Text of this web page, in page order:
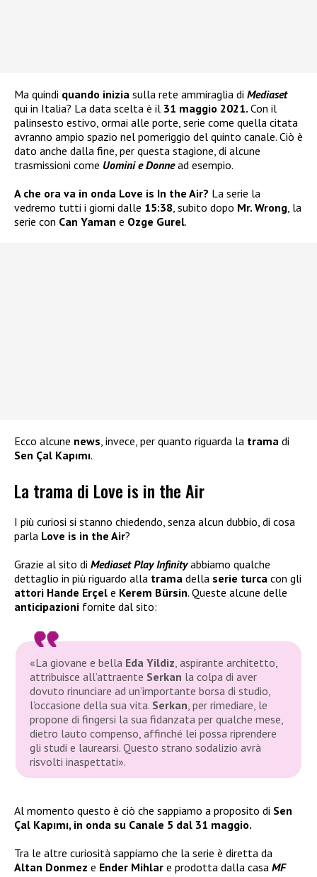
Ma quindi quando inizia sulla rete ammiraglia di Mediaset
qui in Italia? La data scelta è il 31 maggio 2021. Con il
palinsesto estivo, ormai alle porte, serie come quella citata
avranno ampio spazio nel pomeriggio del quinto canale. Ciò è
dato anche dalla fine, per questa stagione, di alcune
trasmissioni come Uomini e Donnead esempio.
A che ora va in onda Love is In the Air? La serie la
vedremo tutti i giorni dalle 15:38 , subito dopo Mr. Wrong , la
serie con Can Yaman e Ozge Gurel.
Ecco alcune news , invece, per quanto riguarda la trama di
Sen Çal Kapımı.
La trama di Love is in the Air
I più curiosi si stanno chiedendo, senza alcun dubbio, di cosa
parla Love is in the Air?
Grazie al sito di Mediaset Play Infinityabbiamo qualche
dettaglio in più riguardo alla trama della serie turca con gli
attori Hande Erçel e Kerem Bürsin. Queste alcune delle
anticipazioni fornite dal sito:
«La giovane e bella Eda Yildiz, aspirante architetto,
attribuisce all’attraente Serkan la colpa di aver
dovuto rinunciare ad un’importante borsa di studio,
l’occasione della sua vita. Serkan, per rimediare, le
propone di fingersi la sua fidanzata per qualche mese,
dietro lauto compenso, affinché lei possa riprendere
gli studi e laurearsi. Questo strano sodalizio avrà
risvolti inaspettati».
Al momento questo è ciò che sappiamo a proposito di Sen
Çal Kapımı, in onda su Canale 5 dal 31 maggio.
Tra le altre curiosità sappiamo che la serie è diretta da
Altan Donmez e Ender Mihlar e prodotta dalla casa MF